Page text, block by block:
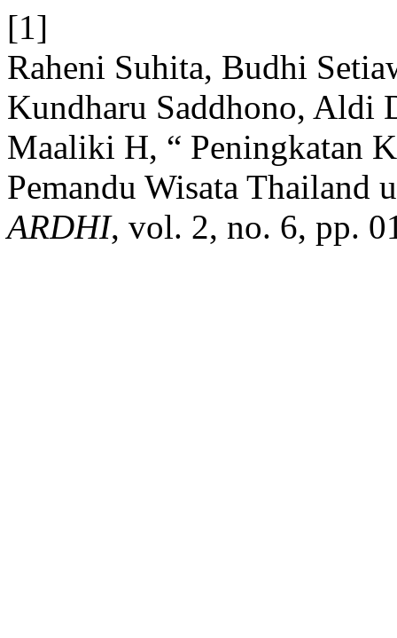
[1]
Raheni Suhita, Budhi
Kundharu Saddhono, Aldi
Maaliki H, “ Peningkatan
Pemandu Wisata Thailand
ARDHI, vol. 2, no. 6, pp.